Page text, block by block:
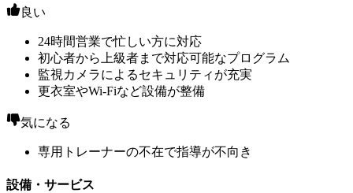
良い
24時間営業で忙しい方に対応
初心者から上級者まで対応可能なプログラム
監視カメラによるセキュリティが充実
更衣室やWi-Fiなど設備が整備
気になる
専用トレーナーの不在で指導が不向き
設備・サービス